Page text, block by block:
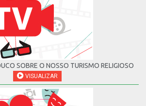
SOBRE O NOSSO TURISMO RELIGIOSO
VISUALIZAR